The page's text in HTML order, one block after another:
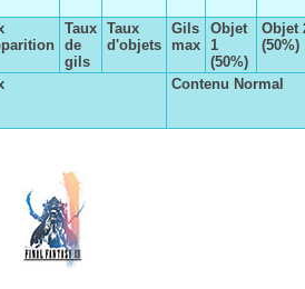
Taux
de
gils
Taux
d'objets
Gils
max
Objet
1
(50%)
Objet
(50%)
Contenu Normal